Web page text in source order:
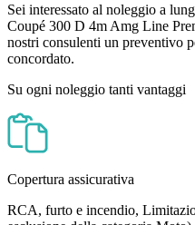
Sei interessato al noleggio a
Coupé 300 D 4m Amg Line
nostri consulenti un preventivo
concordato.
Su ogni noleggio tanti vantaggi
Copertura assicurativa
RCA, furto e incendio,